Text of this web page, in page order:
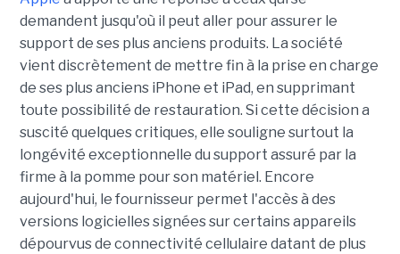
demandent jusqu'où il peut aller pour assurer le
support de ses plus anciens produits. La société
vient discrètement de mettre fin à la prise en charge
de ses plus anciens iPhone et iPad, en supprimant
toute possibilité de restauration. Si cette décision a
suscité quelques critiques, elle souligne surtout la
longévité exceptionnelle du support assuré par la
firme à la pomme pour son matériel. Encore
aujourd'hui, le fournisseur permet l'accès à des
versions logicielles signées sur certains appareils
dépourvus de connectivité cellulaire datant de plus